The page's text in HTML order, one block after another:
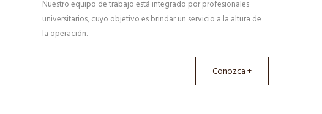
Nuestro equipo de trabajo está integrado por profesionales
universitarios, cuyo objetivo es brindar un servicio a la altura de
la operación.
Conozca +